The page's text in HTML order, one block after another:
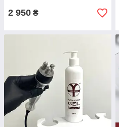
2 950 ₴